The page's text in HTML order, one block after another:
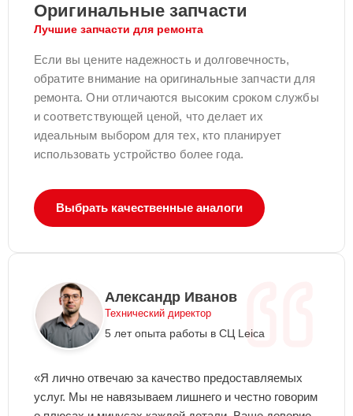
Оригинальные запчасти
Лучшие запчасти для ремонта
Если вы цените надежность и долговечность,
обратите внимание на оригинальные запчасти для
ремонта. Они отличаются высоким сроком службы
и соответствующей ценой, что делает их
идеальным выбором для тех, кто планирует
использовать устройство более года.
Выбрать качественные аналоги
Александр Иванов
Технический директор
5 лет опыта работы в СЦ Leica
«Я лично отвечаю за качество предоставляемых
услуг. Мы не навязываем лишнего и честно говорим